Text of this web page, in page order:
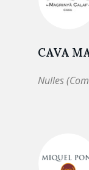
CAVA
Nulles